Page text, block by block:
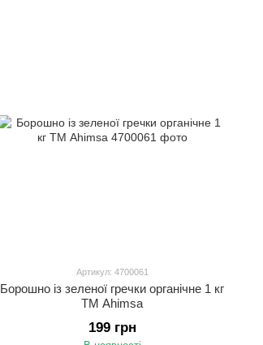
Артикул: 4700061
Борошно із зеленої гречки органічне 1 кг
ТМ Ahimsa
199 грн